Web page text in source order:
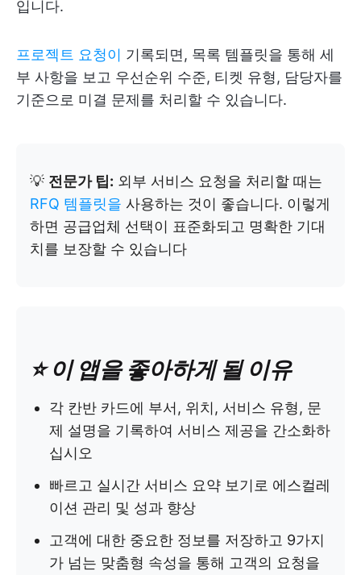
입니다.
프로젝트 요청이 기록되면, 목록 템플릿을 통해 세
부 사항을 보고 우선순위 수준, 티켓 유형, 담당자를
기준으로 미결 문제를 처리할 수 있습니다.
💡 전문가 팁: 외부 서비스 요청을 처리할 때는
RFQ 템플릿을 사용하는 것이 좋습니다. 이렇게
하면 공급업체 선택이 표준화되고 명확한 기대
치를 보장할 수 있습니다
⭐️ 이 앱을 좋아하게 될 이유
각 칸반 카드에 부서, 위치, 서비스 유형, 문
제 설명을 기록하여 서비스 제공을 간소화하
십시오
빠르고 실시간 서비스 요약 보기로 에스컬레
이션 관리 및 성과 향상
고객에 대한 중요한 정보를 저장하고 9가지
가 넘는 맞춤형 속성을 통해 고객의 요청을